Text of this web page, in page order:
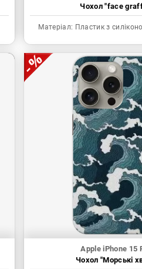
Чохол "face
Матеріал: Пластик з
Apple iPhone 15
Чохол "Морські